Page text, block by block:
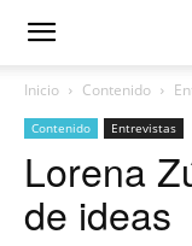
Inicio Contenido
Contenido Entrevistas
Lorena
de ideas